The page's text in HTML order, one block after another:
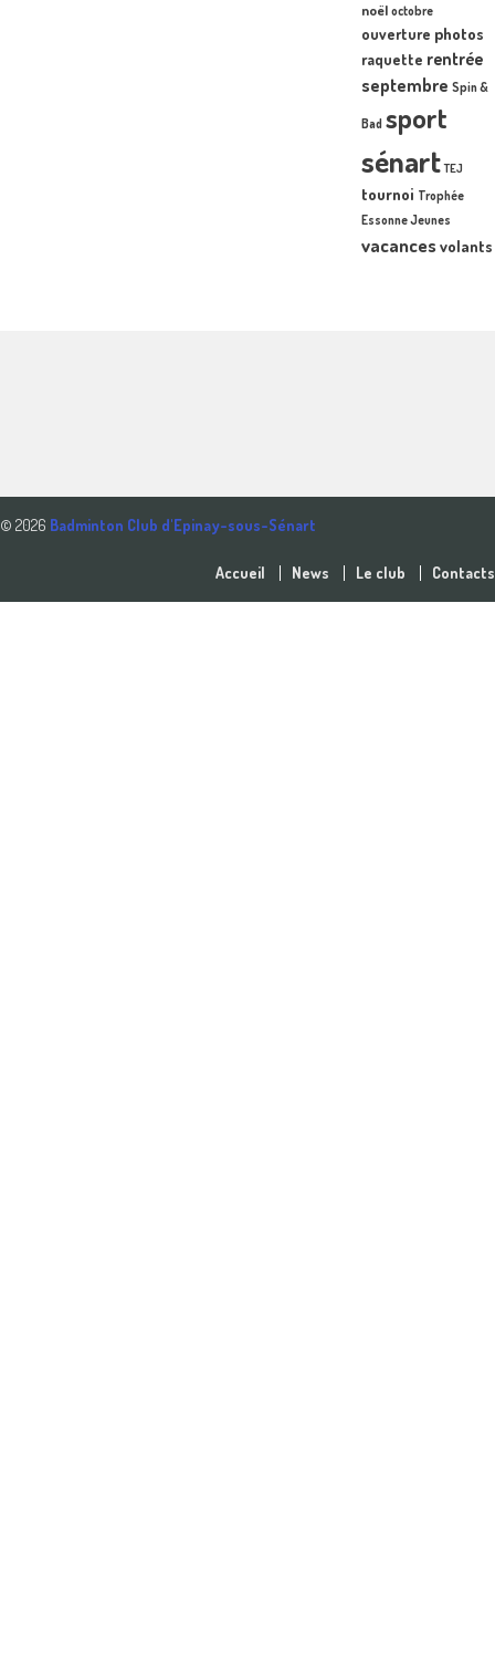
noël octobre
ouverture photos
raquette rentrée
septembre Spin &
Bad sport
sénart TEJ
tournoi Trophée
Essonne Jeunes
vacancesvolants
© 2026 Badminton Club d'Epinay-sous-Sénart
Accueil News Le club Contacts